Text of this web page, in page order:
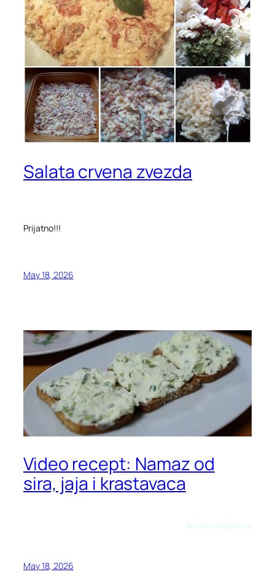
Salata crvena zvezda
Prijatno!!!
May 18, 2026
Video recept: Namaz od
sira, jaja i krastavaca
Preuzeto sa kuhari.com
May 18, 2026